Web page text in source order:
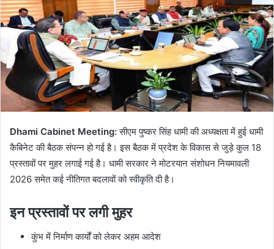
Dhami Cabinet Meeting:सीएम पुष्कर सिंह धामी की अध्यक्षता में हुई धामी
कैबिनेट की बैठक संपन्न हो गई है। इस बैठक में प्रदेश के विकास से जुड़े कुल 18
प्रस्तावों पर मुहर लगाई गई है। धामी सरकार ने मोटरयान संशोधन नियमावली
2026 समेत कई नीतिगत बदलावों को स्वीकृति दी है।
इन प्रस्तावों पर लगी मुहर
कुंभ में निर्माण कार्यों को लेकर अहम आदेश